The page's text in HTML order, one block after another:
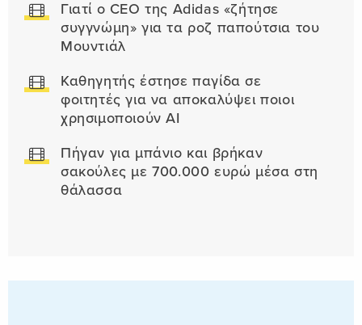
Γιατί ο CEO της Adidas «ζήτησε
συγγνώμη» για τα ροζ παπούτσια του
Μουντιάλ
Καθηγητής έστησε παγίδα σε
φοιτητές για να αποκαλύψει ποιοι
χρησιμοποιούν AI
Πήγαν για μπάνιο και βρήκαν
σακούλες με 700.000 ευρώ μέσα στη
θάλασσα